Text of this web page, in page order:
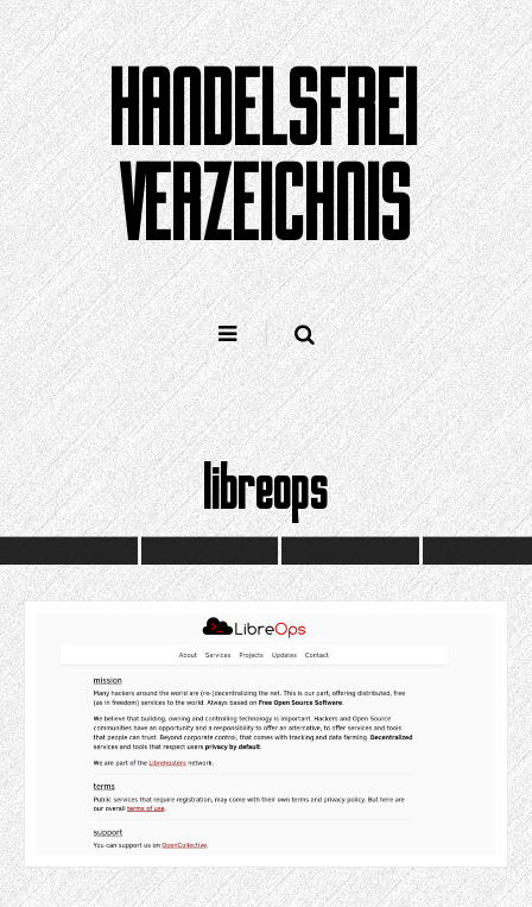
Zum
Inhalt
springen
HANDELSFREI
VERZEICHNIS
libreops